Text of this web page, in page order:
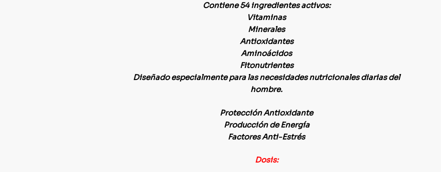
Contiene 54 ingredientes activos:
Vitaminas
Minerales
Antioxidantes
Aminoácidos
Fitonutrientes
Diseñado especialmente para las necesidades nutricionales diarias del
hombre.
Protección Antioxidante
Producción de Energía
Factores Anti-Estrés
Dosis: